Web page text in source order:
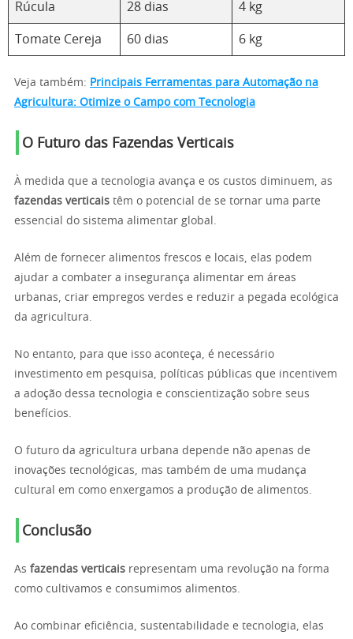
Rúcula 28 dias 4 kg
Tomate Cereja 60 dias 6 kg
Veja também: Principais Ferramentas para Automação na
Agricultura: Otimize o Campo com Tecnologia
O Futuro das Fazendas Verticais
À medida que a tecnologia avança e os custos diminuem, as
fazendas verticais têm o potencial de se tornar uma parte
essencial do sistema alimentar global.
Além de fornecer alimentos frescos e locais, elas podem
ajudar a combater a insegurança alimentar em áreas
urbanas, criar empregos verdes e reduzir a pegada ecológica
da agricultura.
No entanto, para que isso aconteça, é necessário
investimento em pesquisa, políticas públicas que incentivem
a adoção dessa tecnologia e conscientização sobre seus
benefícios.
O futuro da agricultura urbana depende não apenas de
inovações tecnológicas, mas também de uma mudança
cultural em como enxergamos a produção de alimentos.
Conclusão
As fazendas verticais representam uma revolução na forma
como cultivamos e consumimos alimentos.
Ao combinar eficiência, sustentabilidade e tecnologia, elas